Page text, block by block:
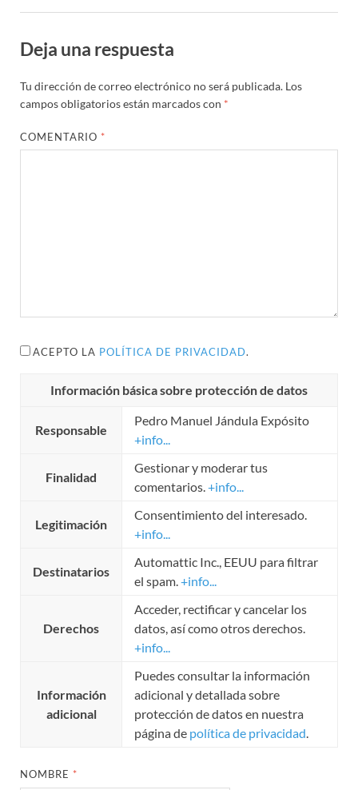
Deja una respuesta
Tu dirección de correo electrónico no será publicada. Los
campos obligatorios están marcados con *
COMENTARIO *
ACEPTO LA POLÍTICA DE PRIVACIDAD.
Información básica sobre protección de datos
Responsable
Pedro Manuel Jándula Expósito
+info...
Finalidad
Gestionar y moderar tus
comentarios.+info...
Legitimación
Consentimiento del interesado.
+info...
Destinatarios
Automattic Inc., EEUU para filtrar
el spam.+info...
Derechos
Acceder, rectificar y cancelar los
datos, así como otros derechos.
+info...
Información
adicional
Puedes consultar la información
adicional y detallada sobre
protección de datos en nuestra
página de política de privacidad.
NOMBRE *